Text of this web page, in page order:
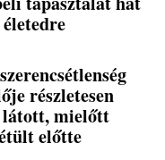
részletesen
mielőtt
előtte